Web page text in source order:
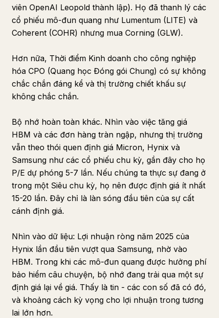
viên OpenAI Leopold thành lập). Họ đã thanh lý các
cổ phiếu mô-đun quang như Lumentum (LITE) và
Coherent (COHR) nhưng mua Corning (GLW).
Hơn nữa, Thời điểm Kinh doanh cho công nghiệp
hóa CPO (Quang học Đóng gói Chung) có sự không
chắc chắn đáng kể và thị trường chiết khấu sự
không chắc chắn.
Bộ nhớ hoàn toàn khác. Nhìn vào việc tăng giá
HBM và các đơn hàng tràn ngập, nhưng thị trường
vẫn theo thói quen định giá Micron, Hynix và
Samsung như các cổ phiếu chu kỳ, gần đây cho họ
P/E dự phóng 5-7 lần. Nếu chúng ta thực sự đang ở
trong một Siêu chu kỳ, họ nên được định giá ít nhất
15-20 lần. Đây chỉ là làn sóng đầu tiên của sự cất
cánh định giá.
Nhìn vào dữ liệu: Lợi nhuận ròng năm 2025 của
Hynix lần đầu tiên vượt qua Samsung, nhờ vào
HBM. Trong khi các mô-đun quang được hưởng phí
bảo hiểm câu chuyện, bộ nhớ đang trải qua một sự
định giá lại về giá. Thấy là tin - các con số đã có đó,
và khoảng cách kỳ vọng cho lợi nhuận trong tương
lai lớn hơn.